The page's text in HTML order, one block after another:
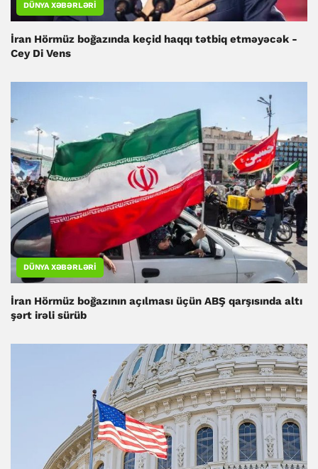
DÜNYA XƏBƏRLƏRI
İran Hörmüz boğazında keçid haqqı tətbiq etməyəcək -
Cey Di Vens
DÜNYA XƏBƏRLƏRI
İran Hörmüz boğazının açılması üçün ABŞ qarşısında altı
şərt irəli sürüb